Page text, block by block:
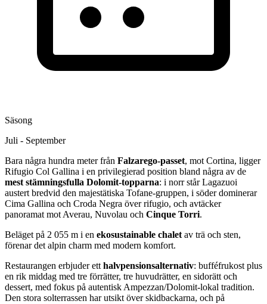
Säsong
Juli - September
Bara några hundra meter från Falzarego-passet, mot Cortina, ligger
Rifugio Col Gallina i en privilegierad position bland några av de
mest stämningsfulla Dolomit-topparna: i norr står Lagazuoi
austert bredvid den majestätiska Tofane-gruppen, i söder dominerar
Cima Gallina och Croda Negra över rifugio, och avtäcker
panoramat mot Averau, Nuvolau och Cinque Torri.
Beläget på 2 055 m i en ekosustainable chalet av trä och sten,
förenar det alpin charm med modern komfort.
Restaurangen erbjuder ett halvpensionsalternativ: bufféfrukost plus
en rik middag med tre förrätter, tre huvudrätter, en sidorätt och
dessert, med fokus på autentisk Ampezzan/Dolomit-lokal tradition.
Den stora solterrassen har utsikt över skidbackarna, och på